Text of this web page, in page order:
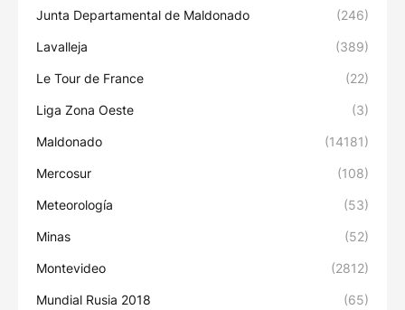
Junta Departamental de Maldonado (246)
Lavalleja (389)
Le Tour de France (22)
Liga Zona Oeste (3)
Maldonado (14181)
Mercosur (108)
Meteorología (53)
Minas (52)
Montevideo (2812)
Mundial Rusia 2018 (65)